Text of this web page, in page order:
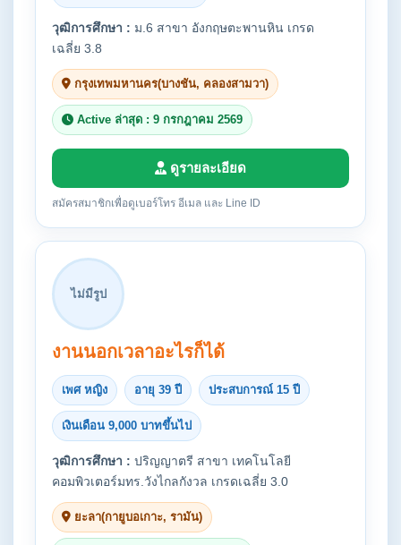
วุฒิการศึกษา : ม.6 สาขา อังกฤษตะพานหิน เกรด
เฉลี่ย 3.8
กรุงเทพมหานคร(บางชัน, คลองสามวา)
Active ล่าสุด : 9 กรกฎาคม 2569
ดูรายละเอียด
สมัครสมาชิกเพื่อดูเบอร์โทร อีเมล และ Line ID
ไม่มีรูป
งานนอกเวลาอะไรก็ได้
เพศ หญิง อายุ 39 ปี ประสบการณ์ 15 ปี
เงินเดือน 9,000 บาทขึ้นไป
วุฒิการศึกษา : ปริญญาตรี สาขา เทคโนโลยี
คอมพิวเตอร์มทร.วังไกลกังวล เกรดเฉลี่ย 3.0
ยะลา(กายูบอเกาะ, รามัน)